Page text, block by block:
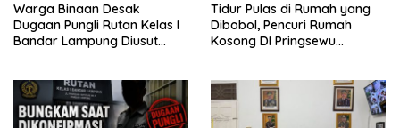
Warga Binaan Desak
Dugaan Pungli Rutan Kelas I
Bandar Lampung Diusut
Tidur Pulas di Rumah yang
Dibobol, Pencuri Rumah
Kosong DI Pringsewu